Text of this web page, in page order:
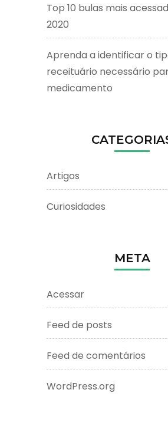
Top 10 bulas mais
2020
Aprenda a identificar o
receituário necessário
medicamento
Artigos
Curiosidades
META
Acessar
Feed de posts
Feed de comentários
WordPress.org